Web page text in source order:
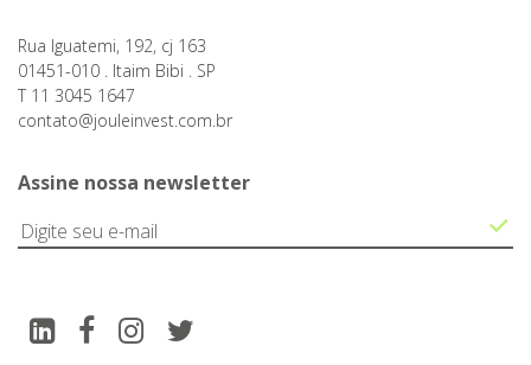
Rua Iguatemi, 192, cj 163
01451-010 . Itaim Bibi . SP
T 11 3045 1647
contato@jouleinvest.com.br
Assine nossa newsletter